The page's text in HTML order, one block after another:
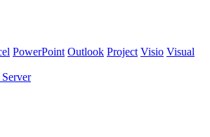
PowerPoint Outlook Project Visio Visual